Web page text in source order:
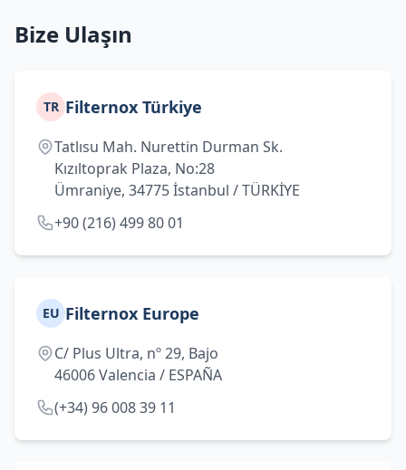
Bize Ulaşın
TR Filternox Türkiye
Tatlısu Mah. Nurettin Durman Sk.
Kızıltoprak Plaza, No:28
Ümraniye, 34775 İstanbul / TÜRKİYE
+90 (216) 499 80 01
EU Filternox Europe
C/ Plus Ultra, nº 29, Bajo
46006 Valencia / ESPAÑA
(+34) 96 008 39 11